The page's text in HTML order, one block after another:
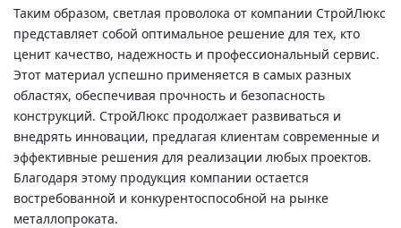
Таким образом, светлая проволока от компании СтройЛюкс
представляет собой оптимальное решение для тех, кто
ценит качество, надежность и профессиональный сервис.
Этот материал успешно применяется в самых разных
областях, обеспечивая прочность и безопасность
конструкций. СтройЛюкс продолжает развиваться и
внедрять инновации, предлагая клиентам современные и
эффективные решения для реализации любых проектов.
Благодаря этому продукция компании остается
востребованной и конкурентоспособной на рынке
металлопроката.